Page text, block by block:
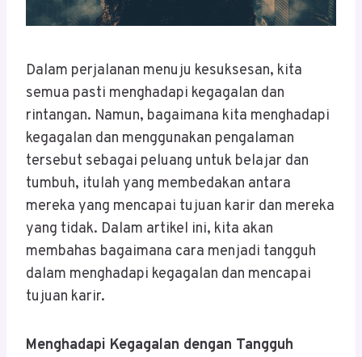
Dalam perjalanan menuju kesuksesan, kita
semua pasti menghadapi kegagalan dan
rintangan. Namun, bagaimana kita menghadapi
kegagalan dan menggunakan pengalaman
tersebut sebagai peluang untuk belajar dan
tumbuh, itulah yang membedakan antara
mereka yang mencapai tujuan karir dan mereka
yang tidak. Dalam artikel ini, kita akan
membahas bagaimana cara menjadi tangguh
dalam menghadapi kegagalan dan mencapai
tujuan karir.
Menghadapi Kegagalan dengan Tangguh